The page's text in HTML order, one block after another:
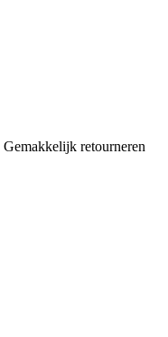
Gemakkelijk retourneren